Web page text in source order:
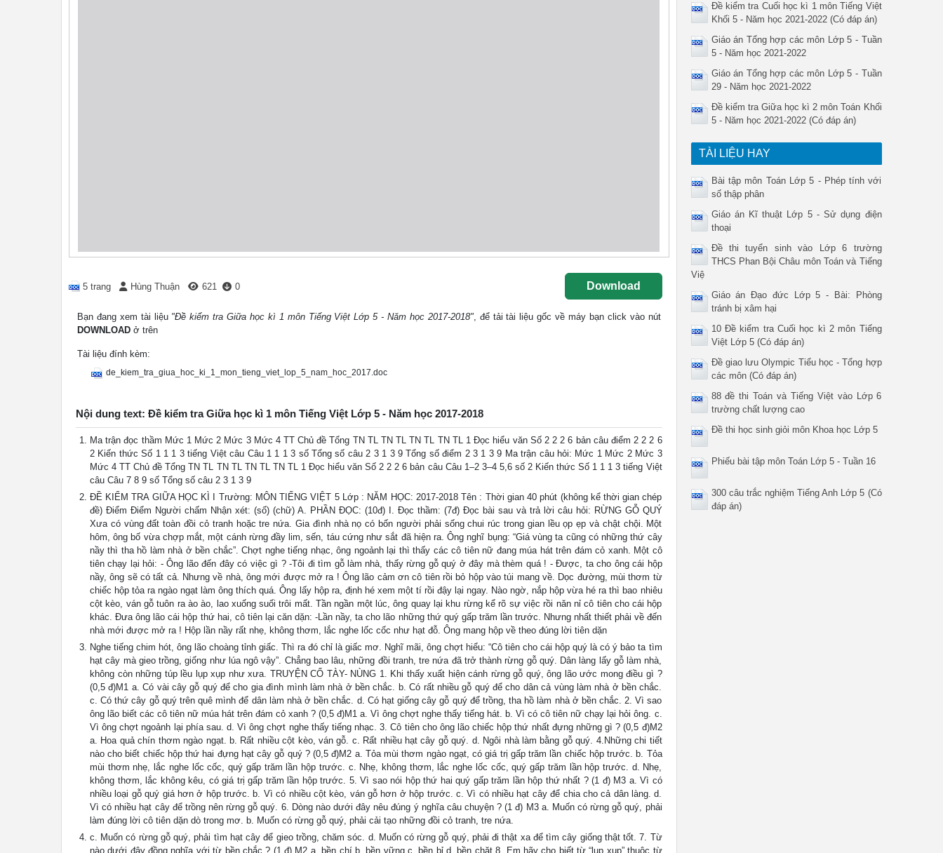
5 trang Hùng Thuận 621 0 Download
Bạn đang xem tài liệu "Đề kiểm tra Giữa học kì 1 môn Tiếng Việt Lớp 5 - Năm học 2017-2018", để tải tài liệu gốc về máy bạn click vào nút
DOWNLOAD ở trên
Tài liệu đính kèm:
de_kiem_tra_giua_hoc_ki_1_mon_tieng_viet_lop_5_nam_hoc_2017.doc
Nội dung text: Đề kiểm tra Giữa học kì 1 môn Tiếng Việt Lớp 5 - Năm học 2017-2018
Ma trận đọc thầm Mức 1 Mức 2 Mức 3 Mức 4 TT Chủ đề Tổng TN TL TN TL TN TL TN TL 1 Đọc hiểu văn Số 2 2 2 6 bản câu điểm 2 2 2 6
2 Kiến thức Số 1 1 1 3 tiếng Việt câu Câu 1 1 1 3 số Tổng số câu 2 3 1 3 9 Tổng số điểm 2 3 1 3 9 Ma trận câu hỏi: Mức 1 Mức 2 Mức 3
Mức 4 TT Chủ đề Tổng TN TL TN TL TN TL TN TL 1 Đọc hiểu văn Số 2 2 2 6 bản câu Câu 1–2 3–4 5,6 số 2 Kiến thức Số 1 1 1 3 tiếng Việt
câu Câu 7 8 9 số Tổng số câu 2 3 1 3 9
ĐỀ KIỂM TRA GIỮA HỌC KÌ I Trường: MÔN TIẾNG VIỆT 5 Lớp : NĂM HỌC: 2017-2018 Tên : Thời gian 40 phút (không kể thời gian chép
đề) Điểm Điểm Người chấm Nhận xét: (số) (chữ) A. PHẦN ĐỌC: (10đ) I. Đọc thầm: (7đ) Đọc bài sau và trả lời câu hỏi: RỪNG GỖ QUÝ
Xưa có vùng đất toàn đồi cỏ tranh hoặc tre nứa. Gia đình nhà nọ có bốn người phải sống chui rúc trong gian lều ọp ẹp và chật chội. Một
hôm, ông bố vừa chợp mắt, một cánh rừng đầy lim, sến, táu cứng như sắt đã hiện ra. Ông nghĩ bụng: “Giá vùng ta cũng có những thứ cây
nầy thì tha hồ làm nhà ở bền chắc”. Chợt nghe tiếng nhạc, ông ngoảnh lại thì thấy các cô tiên nữ đang múa hát trên đám cỏ xanh. Một cô
tiên chạy lại hỏi: - Ông lão đến đây có việc gì ? -Tôi đi tìm gỗ làm nhà, thấy rừng gỗ quý ở đây mà thèm quá ! - Được, ta cho ông cái hộp
nầy, ông sẽ có tất cả. Nhưng về nhà, ông mới được mở ra ! Ông lão cảm ơn cô tiên rồi bỏ hộp vào túi mang về. Dọc đường, mùi thơm từ
chiếc hộp tỏa ra ngào ngạt làm ông thích quá. Ông lấy hộp ra, định hé xem một tí rồi đậy lại ngay. Nào ngờ, nắp hộp vừa hé ra thì bao nhiêu
cột kèo, ván gỗ tuôn ra ào ào, lao xuống suối trôi mất. Tần ngần một lúc, ông quay lại khu rừng kể rõ sự việc rồi năn nỉ cô tiên cho cái hộp
khác. Đưa ông lão cái hộp thứ hai, cô tiên lại căn dặn: -Lần nầy, ta cho lão những thứ quý gấp trăm lần trước. Nhưng nhất thiết phải về đến
nhà mới được mở ra ! Hộp lần nầy rất nhẹ, không thơm, lắc nghe lốc cốc như hạt đỗ. Ông mang hộp về theo đúng lời tiên dặn
Nghe tiếng chim hót, ông lão choàng tỉnh giấc. Thì ra đó chỉ là giấc mơ. Nghĩ mãi, ông chợt hiểu: “Cô tiên cho cái hộp quý là có ý bảo ta tìm
hạt cây mà gieo trồng, giống như lúa ngô vậy”. Chẳng bao lâu, những đồi tranh, tre nứa đã trở thành rừng gỗ quý. Dân làng lấy gỗ làm nhà,
không còn những túp lều lụp xụp như xưa. TRUYỆN CỔ TÀY- NÙNG 1. Khi thấy xuất hiện cánh rừng gỗ quý, ông lão ước mong điều gì ?
(0,5 đ)M1 a. Có vài cây gỗ quý để cho gia đình mình làm nhà ở bền chắc. b. Có rất nhiều gỗ quý để cho dân cả vùng làm nhà ở bền chắc.
c. Có thứ cây gỗ quý trên quê mình để dân làm nhà ở bền chắc. d. Có hạt giống cây gỗ quý để trồng, tha hồ làm nhà ở bền chắc. 2. Vì sao
ông lão biết các cô tiên nữ múa hát trên đám cỏ xanh ? (0,5 đ)M1 a. Vì ông chợt nghe thấy tiếng hát. b. Vì có cô tiên nữ chạy lại hỏi ông. c.
Vì ông chợt ngoảnh lại phía sau. d. Vì ông chợt nghe thấy tiếng nhạc. 3. Cô tiên cho ông lão chiếc hộp thứ nhất đựng những gì ? (0,5 đ)M2
a. Hoa quả chín thơm ngào ngạt. b. Rất nhiều cột kèo, ván gỗ. c. Rất nhiều hạt cây gỗ quý. d. Ngôi nhà làm bằng gỗ quý. 4.Những chi tiết
nào cho biết chiếc hộp thứ hai đựng hạt cây gỗ quý ? (0,5 đ)M2 a. Tỏa mùi thơm ngào ngạt, có giá trị gấp trăm lần chiếc hộp trước. b. Tỏa
mùi thơm nhẹ, lắc nghe lốc cốc, quý gấp trăm lần hộp trước. c. Nhẹ, không thơm, lắc nghe lốc cốc, quý gấp trăm lần hộp trước. d. Nhẹ,
không thơm, lắc không kêu, có giá trị gấp trăm lần hộp trước. 5. Vì sao nói hộp thứ hai quý gấp trăm lần hộp thứ nhất ? (1 đ) M3 a. Vì có
nhiều loại gỗ quý giá hơn ở hộp trước. b. Vì có nhiều cột kèo, ván gỗ hơn ở hộp trước. c. Vì có nhiều hạt cây để chia cho cả dân làng. d.
Vì có nhiều hạt cây để trồng nên rừng gỗ quý. 6. Dòng nào dưới đây nêu đúng ý nghĩa câu chuyện ? (1 đ) M3 a. Muốn có rừng gỗ quý, phải
làm đúng lời cô tiên dặn dò trong mơ. b. Muốn có rừng gỗ quý, phải cải tạo những đồi cỏ tranh, tre nứa.
c. Muốn có rừng gỗ quý, phải tìm hạt cây để gieo trồng, chăm sóc. d. Muốn có rừng gỗ quý, phải đi thật xa để tìm cây giống thật tốt. 7. Từ
nào dưới đây đồng nghĩa với từ bền chắc ? (1 đ) M2 a. bền chí b. bền vững c. bền bỉ d. bền chặt 8. Em hãy cho biết từ “lụp xụp” thuộc từ
Đề kiểm tra Cuối học kì 1 môn Tiếng Việt
Khối 5 - Năm học 2021-2022 (Có đáp án)
Giáo án Tổng hợp các môn Lớp 5 - Tuần
5 - Năm học 2021-2022
Giáo án Tổng hợp các môn Lớp 5 - Tuần
29 - Năm học 2021-2022
Đề kiểm tra Giữa học kì 2 môn Toán Khối
5 - Năm học 2021-2022 (Có đáp án)
TÀI LIỆU HAY
Bài tập môn Toán Lớp 5 - Phép tính với
số thập phân
Giáo án Kĩ thuật Lớp 5 - Sử dụng điện
thoại
Đề thi tuyển sinh vào Lớp 6 trường
THCS Phan Bội Châu môn Toán và Tiếng
Việ
Giáo án Đạo đức Lớp 5 - Bài: Phòng
tránh bị xâm hại
10 Đề kiểm tra Cuối học kì 2 môn Tiếng
Việt Lớp 5 (Có đáp án)
Đề giao lưu Olympic Tiểu học - Tổng hợp
các môn (Có đáp án)
88 đề thi Toán và Tiếng Việt vào Lớp 6
trường chất lượng cao
Đề thi học sinh giỏi môn Khoa học Lớp 5
Phiếu bài tập môn Toán Lớp 5 - Tuần 16
300 câu trắc nghiệm Tiếng Anh Lớp 5 (Có
đáp án)